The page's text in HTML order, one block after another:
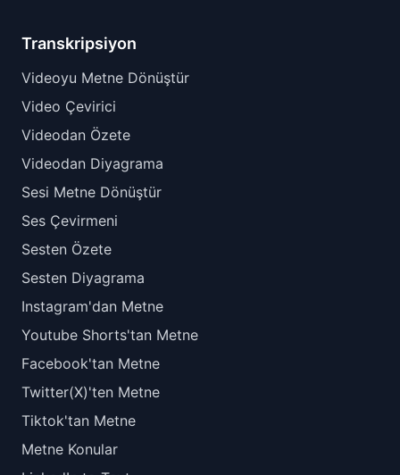
Transkripsiyon
Videoyu Metne Dönüştür
Video Çevirici
Videodan Özete
Videodan Diyagrama
Sesi Metne Dönüştür
Ses Çevirmeni
Sesten Özete
Sesten Diyagrama
Instagram'dan Metne
Youtube Shorts'tan Metne
Facebook'tan Metne
Twitter(X)'ten Metne
Tiktok'tan Metne
Metne Konular